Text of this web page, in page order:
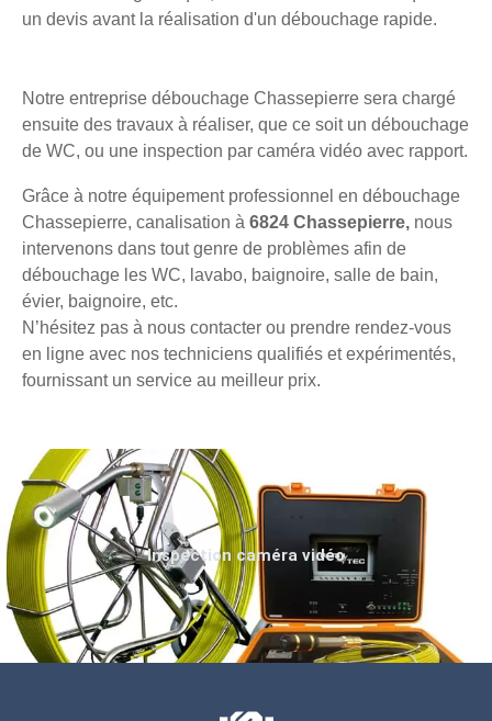
un devis avant la réalisation d'un débouchage rapide.
Notre entreprise débouchage Chassepierre sera chargé
ensuite des travaux à réaliser, que ce soit un débouchage
de WC, ou une inspection par caméra vidéo avec rapport.
Grâce à notre équipement professionnel en débouchage
Chassepierre, canalisation à 6824 Chassepierre, nous
intervenons dans tout genre de problèmes afin de
débouchage les WC, lavabo, baignoire, salle de bain,
évier, baignoire, etc.
N’hésitez pas à nous contacter ou prendre rendez-vous
en ligne avec nos techniciens qualifiés et expérimentés,
fournissant un service au meilleur prix.
Inspection caméra vidéo